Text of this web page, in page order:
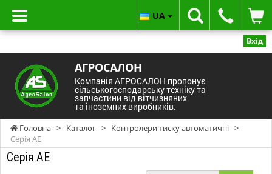
Вхід
АГРОСАЛОН
Компанія АГРОСАЛОН пропонує
сільськогосподарську техніку та
запчастини від вітчизняних
та іноземних виробників.
UA
Головна > Каталог > Контролери тиску автоматичні >
Серія AE
Серія AE